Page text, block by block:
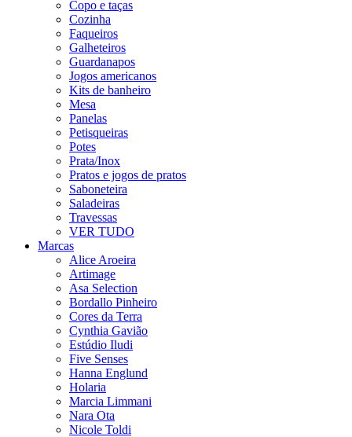
Copo e taças
Cozinha
Faqueiros
Galheteiros
Guardanapos
Jogos americanos
Kits de banheiro
Mesa
Panelas
Petisqueiras
Potes
Prata/Inox
Pratos e jogos de pratos
Saboneteira
Saladeiras
Travessas
VER TUDO
Marcas
Alice Aroeira
Artimage
Asa Selection
Bordallo Pinheiro
Cores da Terra
Cynthia Gavião
Estúdio Iludi
Five Senses
Hanna Englund
Holaria
Marcia Limmani
Nara Ota
Nicole Toldi